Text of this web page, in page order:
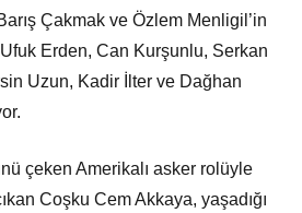
Çakmak ve Özlem Menligil’in
Erden, Can Kurşunlu, Serkan
Uzun, Kadir İlter ve Dağhan
çeken Amerikalı asker rolüyle
Coşku Cem Akkaya, yaşadığı